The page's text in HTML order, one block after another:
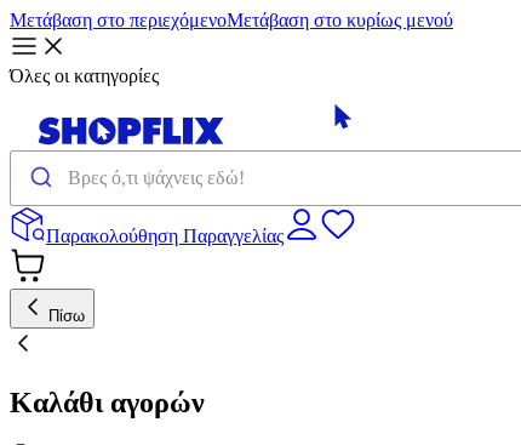
Μετάβαση στο περιεχόμενοΜετάβαση στο κυρίως μενού
Όλες οι κατηγορίες
Παρακολούθηση Παραγγελίας
Πίσω
Καλάθι αγορών